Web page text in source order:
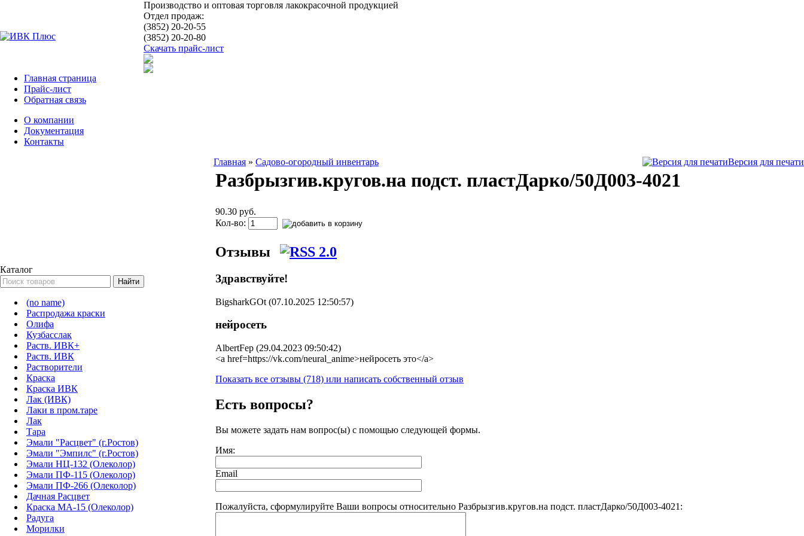
Производство и оптовая торговля лакокрасочной продукцией
Отдел продаж:
(3852) 20-20-55
(3852) 20-20-80
Скачать прайс-лист
Главная страница
Прайс-лист
Обратная связь
О компании
Документация
Контакты
Каталог
(no name)
Распродажа краски
Олифа
Кузбасслак
Раств. ИВК+
Раств. ИВК
Растворители
Краска
Краска ИВК
Лак (ИВК)
Лаки в пром.таре
Лак
Тара
Эмали "Расцвет" (г.Ростов)
Эмали "Эмпилс" (г.Ростов)
Эмали НЦ-132 (Олеколор)
Эмали ПФ-115 (Олеколор)
Эмали ПФ-266 (Олеколор)
Дачная Расцвет
Краска МА-15 (Олеколор)
Радуга
Морилки
Главная » Садово-огородный инвентарь Версия для печати
Разбрызгив.кругов.на подст. пластДарко/50Д003-4021
90.30 руб.
Кол-во:
Отзывы
Здравствуйте!
BigsharkGOt (07.10.2025 12:50:57)
нейросеть
AlbertFep (29.04.2023 09:50:42)
<a href=https://vk.com/neural_anime>нейросеть это</a>
Показать все отзывы (718) или написать собственный отзыв
Есть вопросы?
Вы можете задать нам вопрос(ы) с помощью следующей формы.
Имя:
Email
Пожалуйста, сформулируйте Ваши вопросы относительно Разбрызгив.кругов.на подст. пластДарко/50Д003-4021: